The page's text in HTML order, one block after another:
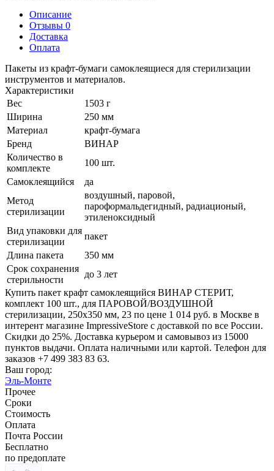
Описание
Отзывы 0
Доставка
Оплата
Пакеты из крафт-бумаги самоклеящиеся для стерилизации
инструментов и материалов.
Характеристики
Вес
1503 г
Ширина
250 мм
Материал
крафт-бумага
Бренд
ВИНАР
Количество в
комплекте
100 шт.
Самоклеящийся
да
Метод
стерилизации
воздушный, паровой,
пароформальдегидный, радиационый,
этиленоксидный
Вид упаковки для
стерилизации
пакет
Длина пакета
350 мм
Срок сохранения
стерильности
до 3 лет
Купить пакет крафт самоклеящийся ВИНАР СТЕРИТ,
комплект 100 шт., для ПАРОВОЙ/ВОЗДУШНОЙ
стерилизации, 250х350 мм, 23 по цене 1 014 руб. в Москве в
интерент магазине ImpressiveStore с доставкой по все России.
Скидки до 25%. Доставка курьером и самовывоз из 15000
пунктов выдачи. Оплата наличными или картой. Телефон для
заказов +7 499 383 83 63.
Ваш город:
Эль-Монте
Прочее
Сроки
Стоимость
Оплата
Почта России
Бесплатно
по предоплате